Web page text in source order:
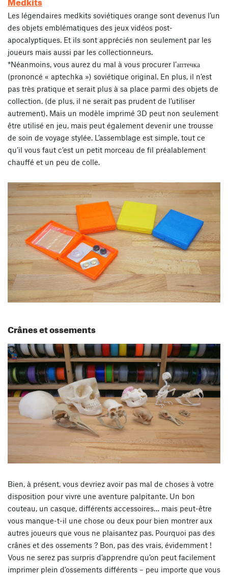
Les légendaires medkits soviétiques orange sont devenus l’un
des objets emblématiques des jeux vidéos post-
apocalyptiques. Et ils sont appréciés non seulement par les
joueurs mais aussi par les collectionneurs.
*Néanmoins, vous aurez du mal à vous procurer l’аптечка
(prononcé « aptechka ») soviétique original. En plus, il n’est
pas très pratique et serait plus à sa place parmi des objets de
collection. (de plus, il ne serait pas prudent de l’utiliser
autrement). Mais un modèle imprimé 3D peut non seulement
être utilisé en jeu, mais peut également devenir une trousse
de soin de voyage stylée. L’assemblage est simple, tout ce
qu’il vous faut c’est un petit morceau de fil préalablement
chauffé et un peu de colle.
Crânes et ossements
Bien, à présent, vous devriez avoir pas mal de choses à votre
disposition pour vivre une aventure palpitante. Un bon
couteau, un casque, différents accessoires… mais peut-être
vous manque-t-il une chose ou deux pour bien montrer aux
autres joueurs que vous ne plaisantez pas. Pourquoi pas des
crânes et des ossements ? Bon, pas des vrais, évidemment !
Vous ne serez pas surpris d’apprendre qu’on peut facilement
imprimer plein d’ossements différents – peu importe que vous